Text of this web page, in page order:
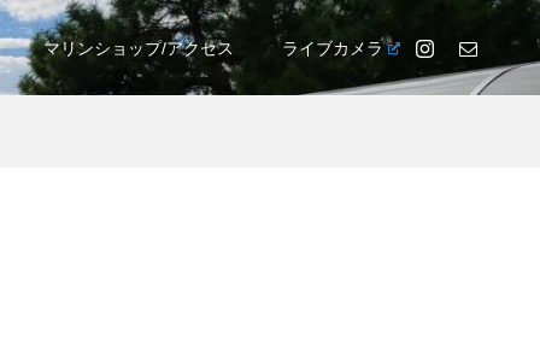
マリンショップ/アクセス ライブカメラ